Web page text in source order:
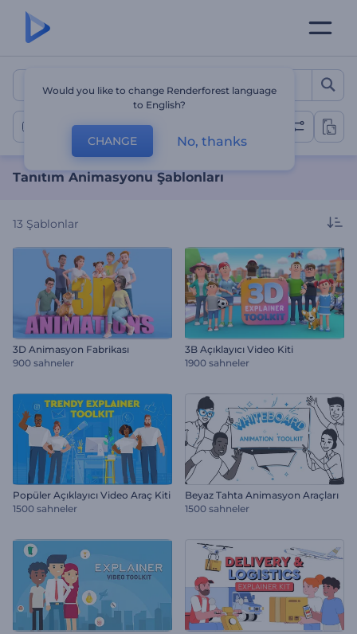
Tanıtım Animasyonu
Tanıtım Animasyonları
Tanıtım Animasyonu Şablonları
13 Şablonlar
3D Animasyon Fabrikası
900 sahneler
3B Açıklayıcı Video Kiti
1900 sahneler
Popüler Açıklayıcı Video Araç Kiti
1500 sahneler
Beyaz Tahta Animasyon Araçları
1500 sahneler
Would you like to change Renderforest language
to English?
CHANGE No, thanks